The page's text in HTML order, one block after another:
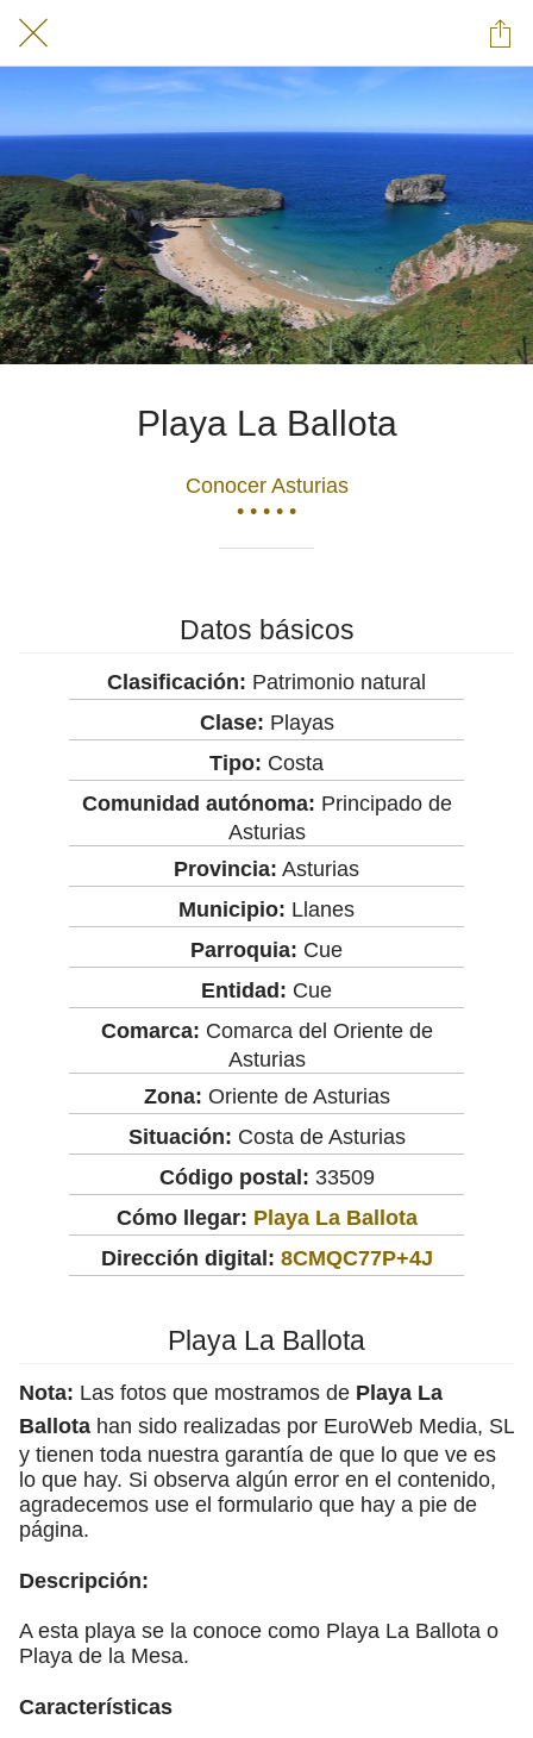
Playa La Ballota
Conocer Asturias
• • • • •
Datos básicos
Clasificación: Patrimonio natural
Clase: Playas
Tipo: Costa
Comunidad autónoma: Principado de
Asturias
Provincia: Asturias
Municipio: Llanes
Parroquia: Cue
Entidad: Cue
Comarca: Comarca del Oriente de
Asturias
Zona: Oriente de Asturias
Situación: Costa de Asturias
Código postal: 33509
Cómo llegar: Playa La Ballota
Dirección digital: 8CMQC77P+4J
Playa La Ballota
Nota: Las fotos que mostramos de Playa La
Ballota han sido realizadas por EuroWeb Media, SL
y tienen toda nuestra garantía de que lo que ve es
lo que hay. Si observa algún error en el contenido,
agradecemos use el formulario que hay a pie de
página.
Descripción:
A esta playa se la conoce como Playa La Ballota o
Playa de la Mesa.
Características